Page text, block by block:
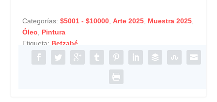
Categorías:$5001 - $10000 ,Arte 2025 Muestra 2025
Óleo
Pintura
Etiqueta: Betzabé